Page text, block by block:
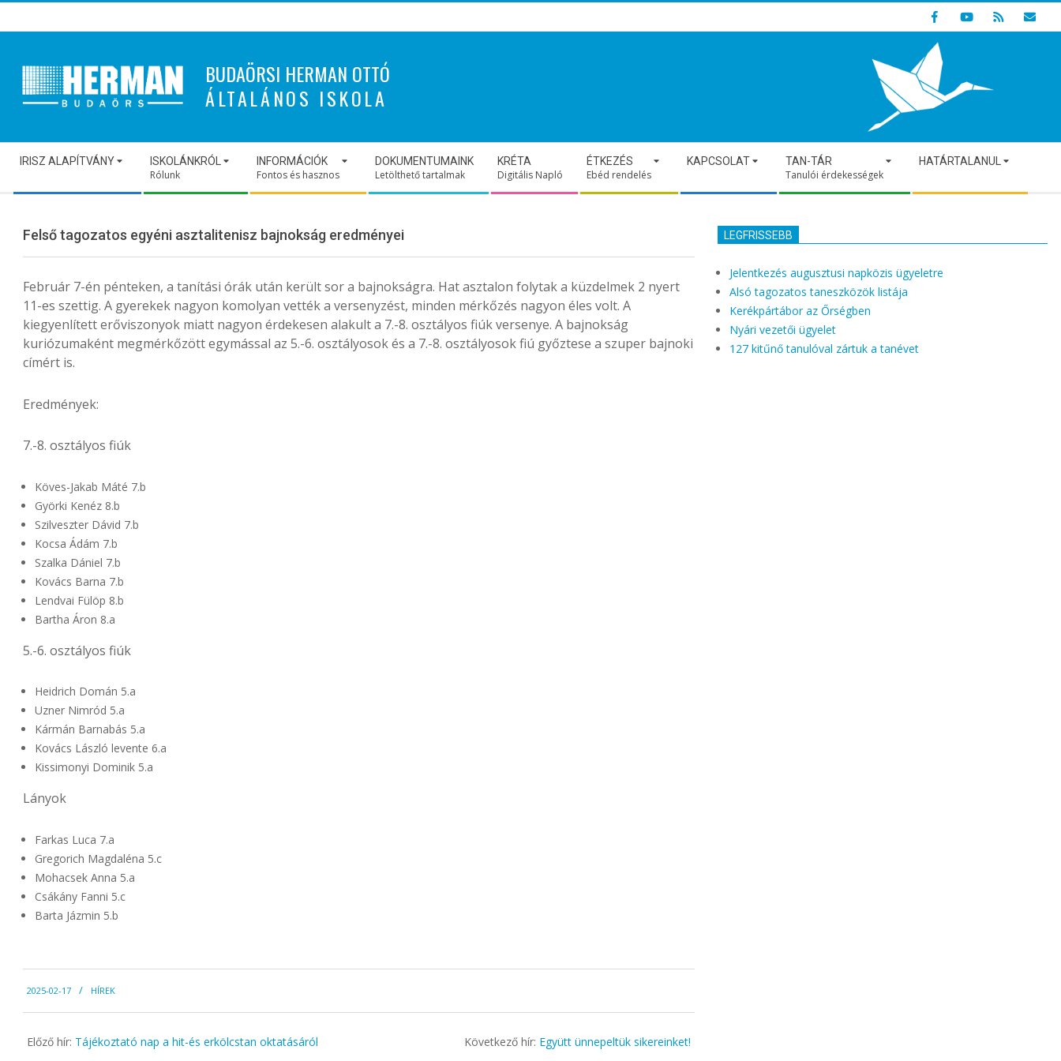
to
BUDAÖRSI HERMAN OTTÓ
ÁLTALÁNOS ISKOLA
Indulunk! Hamarosan újraindul oldalunk!
Navigation
Menu
IRISZ ALAPÍTVÁNY ISKOLÁNKRÓL
Rólunk
INFORMÁCIÓK
Fontos és hasznos
DOKUMENTUMAINK
Letölthető tartalmak
KRÉTA
Digitális Napló
ÉTKEZÉS
Ebéd rendelés
KAPCSOLAT TAN-TÁR
Tanulói érdekességek
HATÁRTALANUL
Felső tagozatos egyéni asztalitenisz bajnokság eredményei
Február 7-én pénteken, a tanítási órák után került sor a bajnokságra. Hat asztalon folytak a küzdelmek 2 nyert
11-es szettig. A gyerekek nagyon komolyan vették a versenyzést, minden mérkőzés nagyon éles volt. A
kiegyenlített erőviszonyok miatt nagyon érdekesen alakult a 7.-8. osztályos fiúk versenye. A bajnokság
kuriózumaként megmérkőzött egymással az 5.-6. osztályosok és a 7.-8. osztályosok fiú győztese a szuper bajnoki
címért is.
Eredmények:
7.-8. osztályos fiúk
Köves-Jakab Máté 7.b
Györki Kenéz 8.b
Szilveszter Dávid 7.b
Kocsa Ádám 7.b
Szalka Dániel 7.b
Kovács Barna 7.b
Lendvai Fülöp 8.b
Bartha Áron 8.a
5.-6. osztályos fiúk
Heidrich Domán 5.a
Uzner Nimród 5.a
Kármán Barnabás 5.a
Kovács László levente 6.a
Kissimonyi Dominik 5.a
Lányok
Farkas Luca 7.a
Gregorich Magdaléna 5.c
Mohacsek Anna 5.a
Csákány Fanni 5.c
Barta Jázmin 5.b
02-
17
2025-02-17 HÍREK
Előző hír: Tájékoztató nap a hit-és erkölcstan oktatásáról Következő hír: Együtt ünnepeltük sikereinket!
LEGFRISSEBB
Jelentkezés augusztusi napközis ügyeletre
Alsó tagozatos taneszközök listája
Kerékpártábor az Őrségben
Nyári vezetői ügyelet
127 kitűnő tanulóval zártuk a tanévet